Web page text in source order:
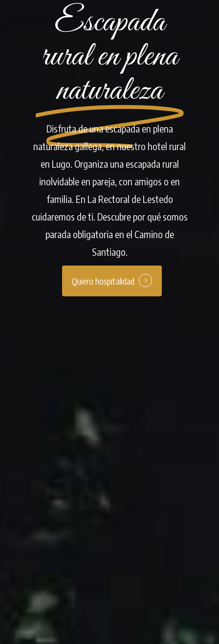
Escapada
rural en plena
naturaleza
Disfruta de una escapada en plena
naturaleza gallega, en nuestro hotel rural
en Lugo. Organiza una escapada rural
inolvidable en pareja, con amigos o en
familia. En La Rectoral de Lestedo
cuidaremos de ti. Descubre por qué somos
parada obligatoria en el Camino de
Santiago.
Quiero hospitalidad